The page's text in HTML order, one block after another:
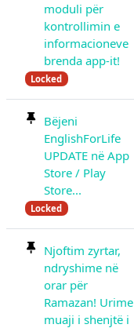
moduli për
kontrollimin e
informacioneve
brenda app-it!
Locked
Bëjeni
EnglishForLife
UPDATE në App
Store / Play
Store...
Locked
Njoftim zyrtar,
ndryshime në
orar për
Ramazan! Urime
muaji i shenjtë i